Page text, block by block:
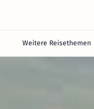
Weitere Reisethemen